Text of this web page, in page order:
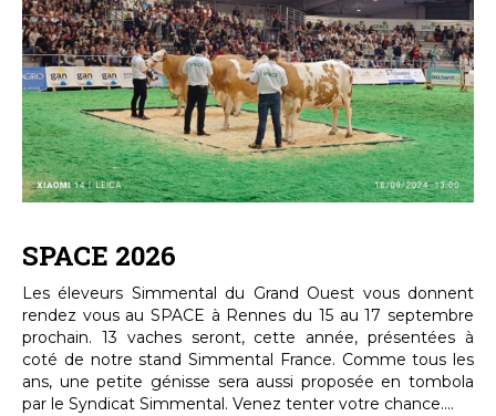
SPACE 2026
Les éleveurs Simmental du Grand Ouest vous donnent
rendez vous au SPACE à Rennes du 15 au 17 septembre
prochain. 13 vaches seront, cette année, présentées à
coté de notre stand Simmental France. Comme tous les
ans, une petite génisse sera aussi proposée en tombola
par le Syndicat Simmental. Venez tenter votre chance....